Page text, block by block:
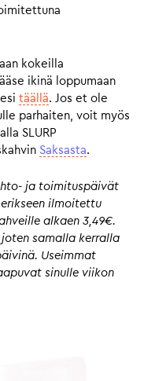
kokeilla
ikinä loppumaan
täällä. Jos et ole
parhaiten, voit myös
SLURP
Saksasta.
ja toimituspäivät
ilmoitettu
alkaen 3,49€.
samalla kerralla
Useimmat
sinulle viikon